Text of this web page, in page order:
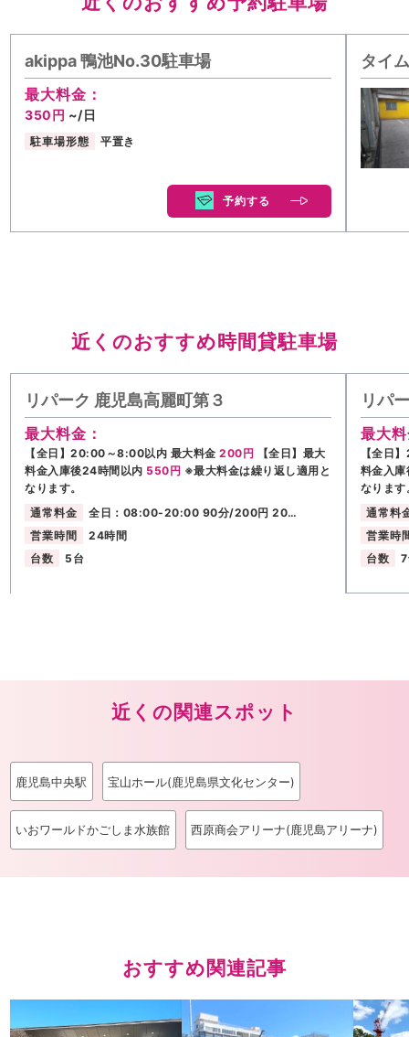
akippa 鴨池No.30駐車場
最大料金：
350円 ~/日
駐車場形態 平置き
予約する
タイ
近くのおすすめ時間貸駐車場
リパーク 鹿児島高麗町第３
最大料金：
【全日】20:00～8:00以内 最大料金200円
【全日】最大
料金入庫後24時間以内 550円 ※最大料金は繰り返し適用と
なります。
通常料金
全日：08:00-20:00 90分/200円 20…
営業時間
24時間
台数
5台
リパ
最大
【全日
料金入
なります
通常料
営業時
台数
近くの関連スポット
鹿児島中央駅 宝山ホール(鹿児島県文化センター)
いおワールドかごしま水族館 西原商会アリーナ(鹿児島アリーナ)
おすすめ関連記事